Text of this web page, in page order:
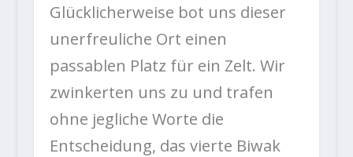
Glücklicherweise bot uns dieser
unerfreuliche Ort einen
passablen Platz für ein Zelt. Wir
zwinkerten uns zu und trafen
ohne jegliche Worte die
Entscheidung, das vierte Biwak